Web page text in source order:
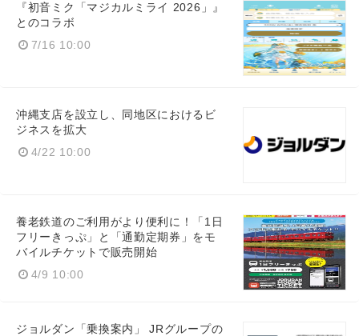
『初音ミク「マジカルミライ 2026」』
とのコラボ
7/16 10:00
沖縄支店を設立し、同地区におけるビ
ジネスを拡大
4/22 10:00
養老鉄道のご利用がより便利に！「1日
フリーきっぷ」と「通勤定期券」をモ
バイルチケットで販売開始
4/9 10:00
ジョルダン「乗換案内」 JRグループの